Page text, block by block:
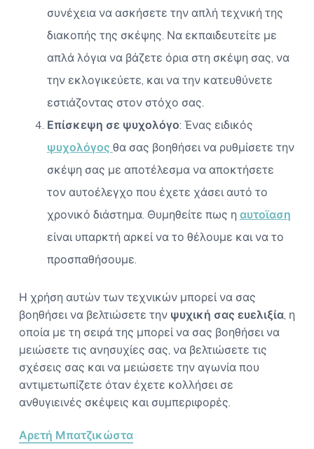
συνέχεια να ασκήσετε την απλή τεχνική της
διακοπής της σκέψης. Να εκπαιδευτείτε με
απλά λόγια να βάζετε όρια στη σκέψη σας, να
την εκλογικεύετε, και να την κατευθύνετε
εστιάζοντας στον στόχο σας.
Επίσκεψη σε ψυχολόγο: Ένας ειδικός
ψυχολόγος θα σας βοηθήσει να ρυθμίσετε την
σκέψη σας με αποτέλεσμα να αποκτήσετε
τον αυτοέλεγχο που έχετε χάσει αυτό το
χρονικό διάστημα. Θυμηθείτε πως η αυτοϊαση
είναι υπαρκτή αρκεί να το θέλουμε και να το
προσπαθήσουμε.
Η χρήση αυτών των τεχνικών μπορεί να σας
βοηθήσει να βελτιώσετε την ψυχική σας ευελιξία, η
οποία με τη σειρά της μπορεί να σας βοηθήσει να
μειώσετε τις ανησυχίες σας, να βελτιώσετε τις
σχέσεις σας και να μειώσετε την αγωνία που
αντιμετωπίζετε όταν έχετε κολλήσει σε
ανθυγιεινές σκέψεις και συμπεριφορές.
Αρετή Μπατζικώστα